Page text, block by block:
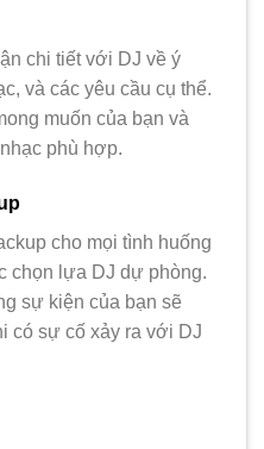
chi tiết với DJ về ý
và các yêu cầu cụ thể.
muốn của bạn và
phù hợp.
cho mọi tình huống
chọn lựa DJ dự phòng.
sự kiện của bạn sẽ
có sự cố xảy ra với DJ